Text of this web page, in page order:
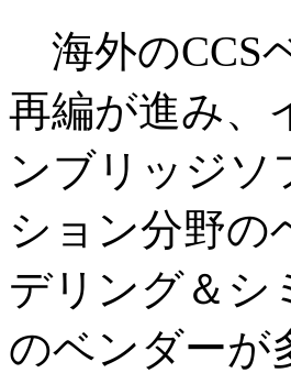
海外のCCS
再編が進み、
ンブリッジソ
ション分野の
デリング＆シ
のベンダーが